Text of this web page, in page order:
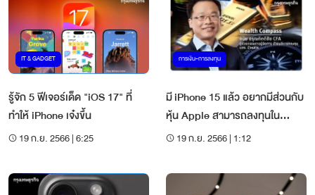
IT & GADGET
รู้จัก 5 ฟีเจอร์เด็ด "iOS 17" ที่
ทำให้ iPhone เจ๋งขึ้น
19 ก.ย. 2566 | 6:25
การเงิน-การลงทุน
มี iPhone 15 แล้ว อยากมีส่วนกับ
หุ้น Apple สามารถลงทุนใน
ลักษณะใดได้บ้าง
19 ก.ย. 2566 | 1:12